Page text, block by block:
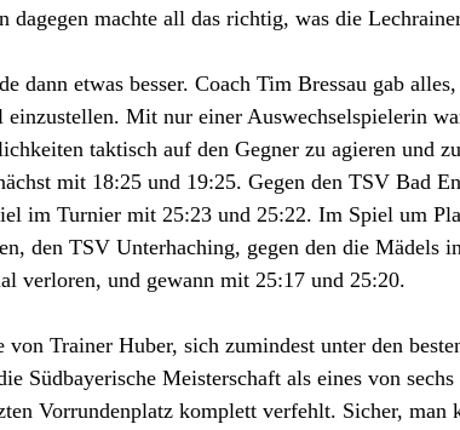
dagegen machte all das richtig, was die
dann etwas besser. Coach Tim Bressau gab
einzustellen. Mit nur einer Auswechselspielerin
taktisch auf den Gegner zu agieren und
mit 18:25 und 19:25. Gegen den TSV Bad
im Turnier mit 25:23 und 25:22. Im Spiel um
den TSV Unterhaching, gegen den die Mädels
verloren, und gewann mit 25:17 und 25:20.
von Trainer Huber, sich zumindest unter den
Südbayerische Meisterschaft als eines von
Vorrundenplatz komplett verfehlt. Sicher, man